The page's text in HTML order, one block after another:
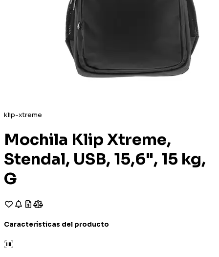
klip-xtreme
Mochila Klip Xtreme,
Stendal, USB, 15,6", 15 kg,
G
Características del producto